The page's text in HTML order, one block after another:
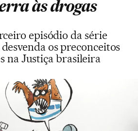
às drogas
episódio da série
os preconceitos
na Justiça brasileira